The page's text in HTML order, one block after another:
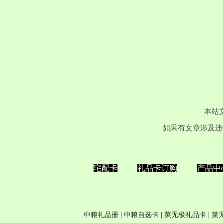
本站
如果有文章涉及
宅配卡 礼品卡订购 产品中
中粮礼品册 中粮自选卡 | 菜无极礼品卡
| 菜